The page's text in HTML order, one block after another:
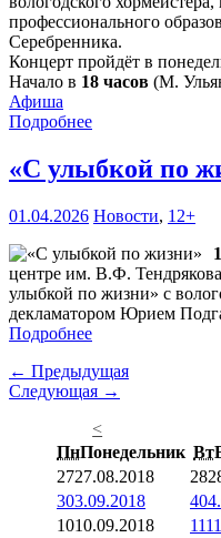
профессионального
Серебренника.
Концерт пройдёт в
Начало в 18 часов (М.
Афиша
Подробнее
«С улыбкой по
01.04.2026 Новости, 12+
центре им. В.Ф. Тендрякова
улыбкой по жизни» с
декламатором Юрием
Подробнее
← Предыдущая
Следующая →
<
ПнПонедельник Вт
2727.08.2018 28
303.09.2018 4
1010.09.2018 11